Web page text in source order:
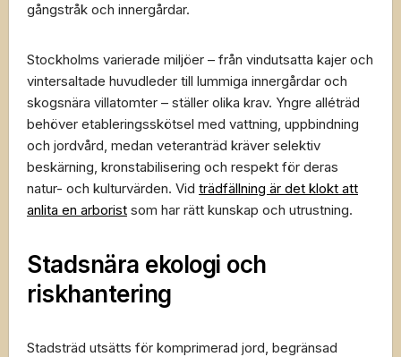
gångstråk och innergårdar.
Stockholms varierade miljöer – från vindutsatta kajer och
vinter­saltade huvudleder till lummiga innergårdar och
skogsnära villatomter – ställer olika krav. Yngre alléträd
behöver etableringsskötsel med vattning, uppbindning
och jordvård, medan veteranträd kräver selektiv
beskärning, kronstabilisering och respekt för deras
natur- och kulturvärden. Vid trädfällning är det klokt att
anlita en arborist som har rätt kunskap och utrustning.
Stadsnära ekologi och
riskhantering
Stadsträd utsätts för komprimerad jord, begränsad